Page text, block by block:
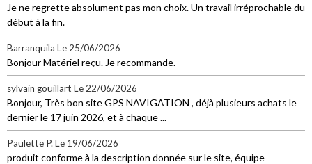
Je ne regrette absolument pas mon choix. Un travail irréprochable du
début à la fin.
Barranquila Le 25/06/2026
Bonjour Matériel reçu. Je recommande.
sylvain gouillart Le 22/06/2026
Bonjour, Très bon site GPS NAVIGATION , déjà plusieurs achats le
dernier le 17 juin 2026, et à chaque ...
Paulette P. Le 19/06/2026
produit conforme à la description donnée sur le site, équipe